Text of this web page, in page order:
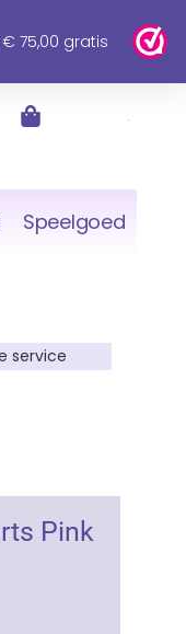
75,00 gratis
Speelgoed
service
Pink